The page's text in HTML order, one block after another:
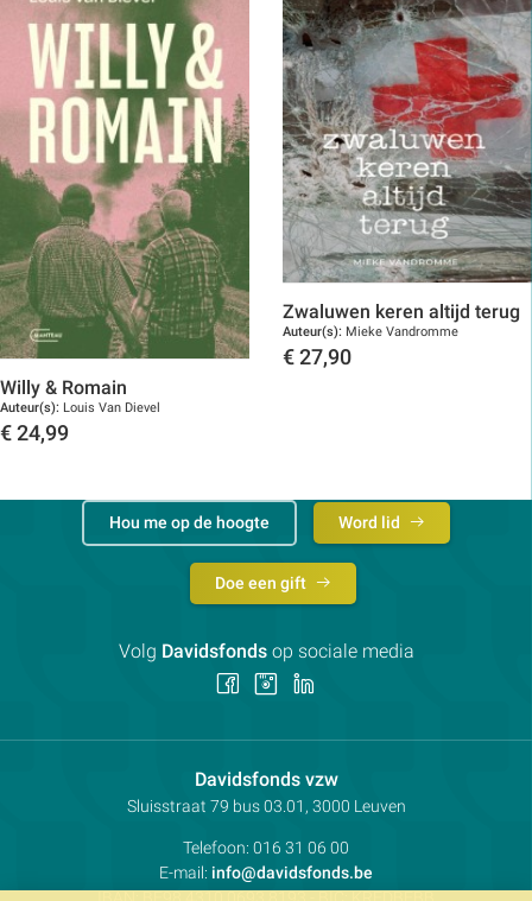
Willy & Romain
Auteur(s): Louis Van Dievel
€ 24,99
Zwaluwen keren altijd terug
Auteur(s): Mieke Vandromme
€ 27,90
Davidsfonds vzwContactpersoon:
Adres:
Sluisstraat 79 bus 03.01, 3000 Leuven
Telefoon: 016 31 06 00
E-mail: info@davidsfonds.be
Hou me op de hoogte Word lid
Doe een gift
Volg Davidsfondsop sociale media
Volg Volg